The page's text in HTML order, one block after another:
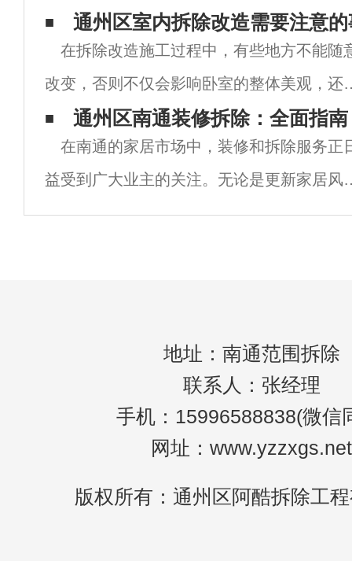
除工程之前，必须制定相关的拆除计划，以
程中发生事故的可能性。南京拆除时应注意
通州区室内拆除改造需要注意
在拆除改造施工过程中，有些地方不能随
改变，否则不仅会影响卧室的整体美观，还
形成邻里关系不和谐，让我们看看哪些不能
除改造！一、南京室内拆除承重墙承重墙，
名思议，是承载室内结构重量的墙体。在房
装
通州区南通装修拆除：全面指
在南通的家居市场中，装修和拆除服务正
益受到广大业主的关注。无论是更新家居风
格，还是因楼房需要改造而进行拆除，了解
地址：南通范围拆除
联系人：张经理
手机：15996588838(微信
网址：www.yzzxgs.net
版权所有：通州区阿酷拆除工